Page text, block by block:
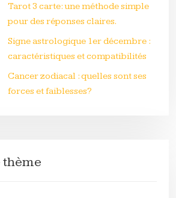
Tarot 3 carte: une méthode simple
pour des réponses claires.
Signe astrologique 1er décembre :
caractéristiques et compatibilités
Cancer zodiacal : quelles sont ses
forces et faiblesses?
thème